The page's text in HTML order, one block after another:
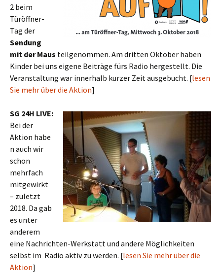
2 beim
Türöffner-
Tag der
Sendung
mit der Maus teilgenommen. Am dritten Oktober haben
Kinder bei uns eigene Beiträge fürs Radio hergestellt. Die
Veranstaltung war innerhalb kurzer Zeit ausgebucht. [lesen
Sie mehr über die Aktion]
SG 24H LIVE:
Bei der
Aktion habe
n auch wir
schon
mehrfach
mitgewirkt
– zuletzt
2018. Da gab
es unter
anderem
eine Nachrichten-Werkstatt und andere Möglichkeiten
selbst im Radio aktiv zu werden. [lesen Sie mehr über die
Aktion]